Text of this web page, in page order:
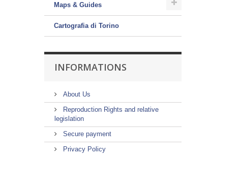
Maps & Guides
Cartografia di Torino
INFORMATIONS
About Us
Reproduction Rights and relative
legislation
Secure payment
Privacy Policy